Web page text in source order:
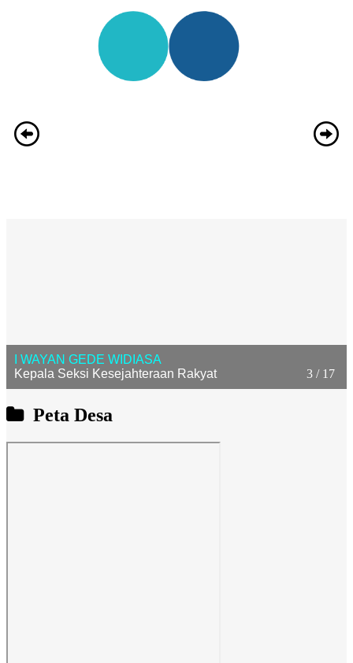
4 / 17
ANAK AGUNG AYU ASTITI UTAMI DEWI
Kepala Urusan Umum
Peta Desa